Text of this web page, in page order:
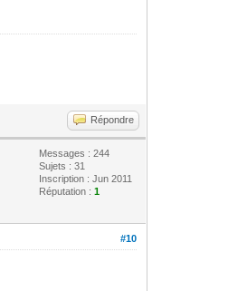
Répondre
Messages : 244
Sujets : 31
Inscription : Jun 2011
Réputation :1
#10